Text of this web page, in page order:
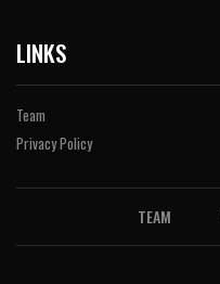
LINKS
Team
Privacy Policy
TEAM